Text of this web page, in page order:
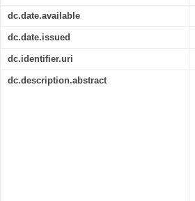
dc.date.available
dc.date.issued
dc.identifier.uri
dc.description.abstract